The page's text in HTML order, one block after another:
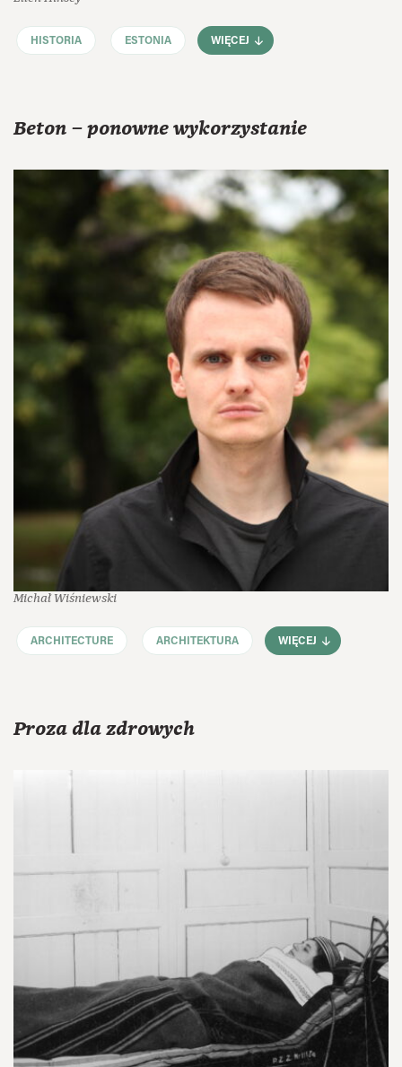
HISTORIA ESTONIA WIĘCEJ
Beton – ponowne wykorzystanie
Michał Wiśniewski
ARCHITECTURE ARCHITEKTURA WIĘCEJ
Proza dla zdrowych